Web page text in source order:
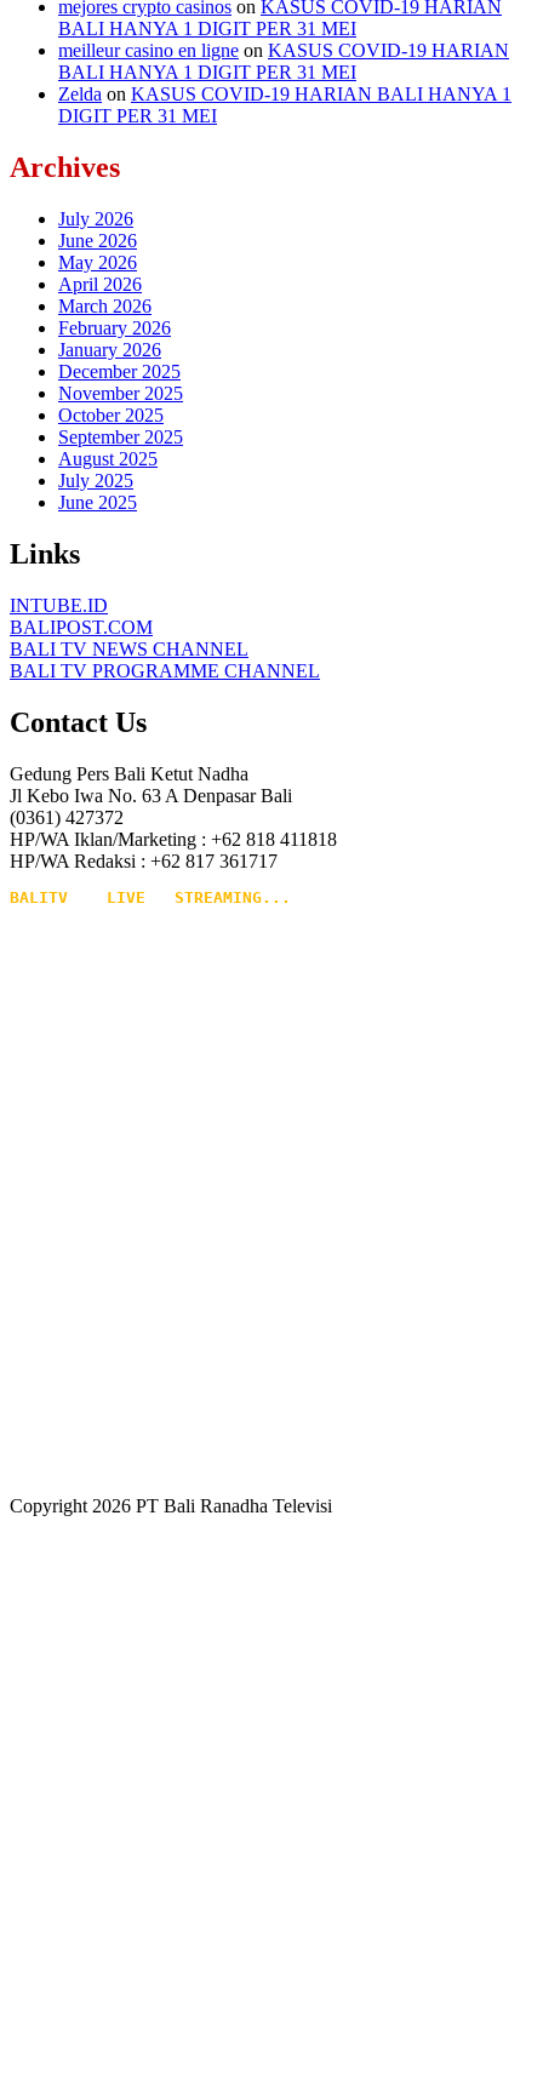
mejores crypto casinos on KASUS COVID-19 HARIAN
BALI HANYA 1 DIGIT PER 31 MEI
meilleur casino en ligne on KASUS COVID-19 HARIAN
BALI HANYA 1 DIGIT PER 31 MEI
Zelda on KASUS COVID-19 HARIAN BALI HANYA 1
DIGIT PER 31 MEI
Archives
July 2026
June 2026
May 2026
April 2026
March 2026
February 2026
January 2026
December 2025
November 2025
October 2025
September 2025
August 2025
July 2025
June 2025
Links
INTUBE.ID
BALIPOST.COM
BALI TV NEWS CHANNEL
BALI TV PROGRAMME CHANNEL
Contact Us
Gedung Pers Bali Ketut Nadha
Jl Kebo Iwa No. 63 A Denpasar Bali
(0361) 427372
HP/WA Iklan/Marketing : +62 818 411818
HP/WA Redaksi : +62 817 361717
BALITV    LIVE   STREAMING...
Copyright 2026 PT Bali Ranadha Televisi